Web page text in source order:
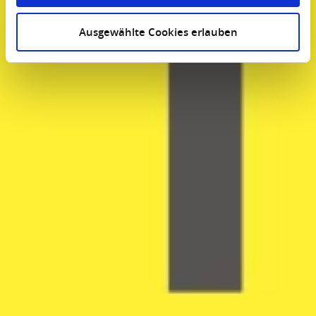
Ausgewählte Cookies erlauben